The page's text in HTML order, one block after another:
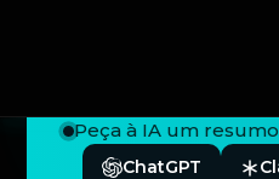
Peça à IA um
ChatGPT